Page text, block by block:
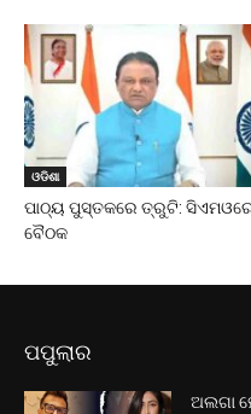
ଓଡିଶା
ପାଠ୍ୟ ପୁସ୍ତକରେ ତ୍ରୁଟି:
ବୈଠକ
ପପୁଲାର
ଅଲଗା